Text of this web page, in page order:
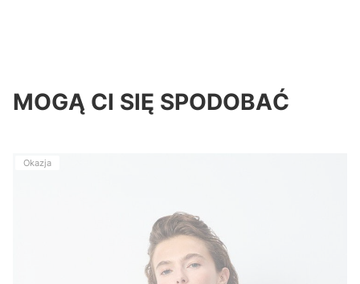
MOGĄ CI SIĘ SPODOBAĆ
Okazja